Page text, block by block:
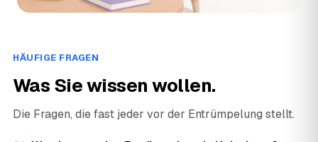
HÄUFIGE FRAGEN
Was Sie wissen wollen.
Die Fragen, die fast jeder vor der Entrümpelung stellt.